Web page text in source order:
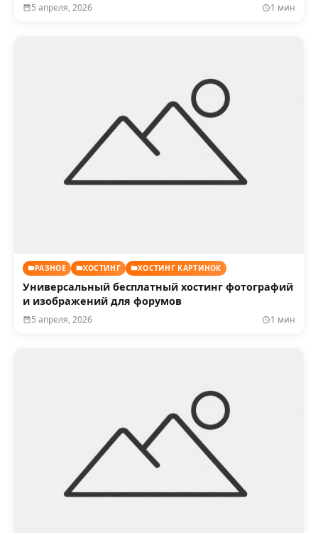
5 апреля, 2026 1 мин
РАЗНОЕ ХОСТИНГ ХОСТИНГ КАРТИНОК
Универсальный бесплатный хостинг фотографий
и изображений для форумов
5 апреля, 2026 1 мин